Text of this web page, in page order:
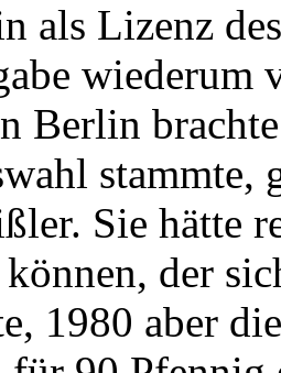
als Lizenz
Berlin
stammte,
Sie hätte
der
1980 aber